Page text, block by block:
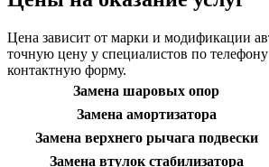
Цена зависит от марки и модификации
точную цену у специалистов по
контактную форму.
Замена шаровых опор
Замена амортизатора
Замена верхнего рычага подвески
Замена втулок стабилизатора